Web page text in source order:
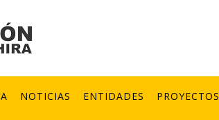
NOTICIAS ENTIDADES PROYECTOS